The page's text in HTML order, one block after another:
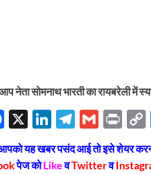
नेता सोमनाथ भारती का रायबरेली में
Facebook
X LinkedIn
Telegram
Gmail
यह खबर पसंद आई तो इसे शेयर
पेज कोLikeवTwitterव